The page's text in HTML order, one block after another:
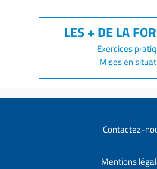
Exercices
Mises en
Contactez-
Mentions